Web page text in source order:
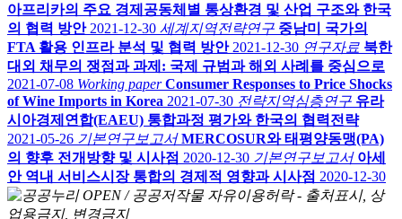
아프리카의 주요 경제공동체별 통상환경 및 산업 구조와 한국
의 협력 방안 2021-12-30 세계지역전략연구 중남미 국가의
FTA 활용 인프라 분석 및 협력 방안 2021-12-30 연구자료 북한
대외 채무의 쟁점과 과제: 국제 규범과 해외 사례를 중심으로
2021-07-08 Working paper Consumer Responses to Price Shocks
of Wine Imports in Korea 2021-07-30 전략지역심층연구 유라
시아경제연합(EAEU) 통합과정 평가와 한국의 협력전략
2021-05-26 기본연구보고서 MERCOSUR와 태평양동맹(PA)
의 향후 전개방향 및 시사점 2020-12-30 기본연구보고서 아세
안 역내 서비스시장 통합의 경제적 영향과 시사점 2020-12-30